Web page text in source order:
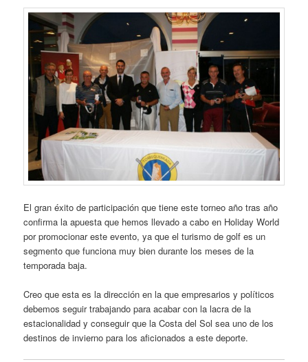
El gran éxito de participación que tiene este torneo año tras año
confirma la apuesta que hemos llevado a cabo en Holiday World
por promocionar este evento, ya que el turismo de golf es un
segmento que funciona muy bien durante los meses de la
temporada baja.
Creo que esta es la dirección en la que empresarios y políticos
debemos seguir trabajando para acabar con la lacra de la
estacionalidad y conseguir que la Costa del Sol sea uno de los
destinos de invierno para los aficionados a este deporte.